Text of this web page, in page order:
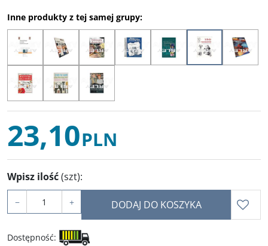
Inne produkty z tej samej grupy:
23,10PLN
Wpisz ilość(szt):
− + DODAJ DO KOSZYKA
Dostępność: